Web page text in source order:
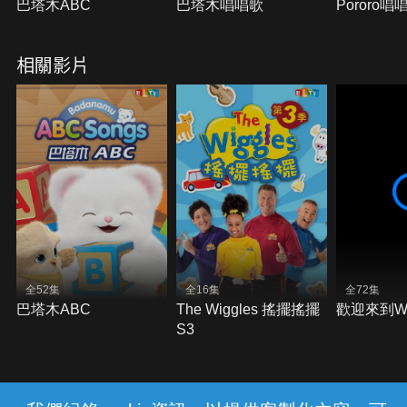
巴塔木ABC 巴塔木唱唱歌 Pororo唱
相關影片
全52集
巴塔木ABC
全16集
The Wiggles 搖擺搖擺
S3
全72集
歡迎來到